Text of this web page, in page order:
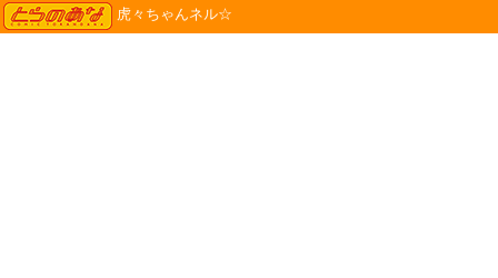
TORANOANA
虎々ちゃんネル☆